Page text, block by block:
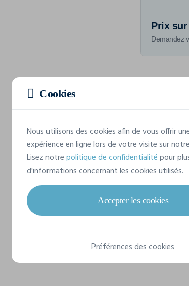
Prix sur
Demandez
Marque
Référence
Grammage
Dimensions
Composition
Cookies
Nous utilisons des cookies afin de vous offrir
expérience en ligne lors de votre visite sur
Lisez notrepolitique de confidentialitépour
d'informations concernant les cookies utilisés.
Accepter les cookies
Préférences des cookies